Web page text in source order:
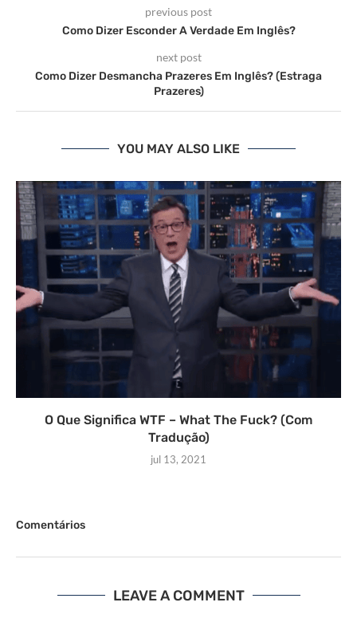
previous post
Como Dizer Esconder A Verdade Em Inglês?
next post
Como Dizer Desmancha Prazeres Em Inglês? (Estraga
Prazeres)
YOU MAY ALSO LIKE
O Que Significa WTF – What The Fuck? (Com
Tradução)
jul 13, 2021
Comentários
LEAVE A COMMENT